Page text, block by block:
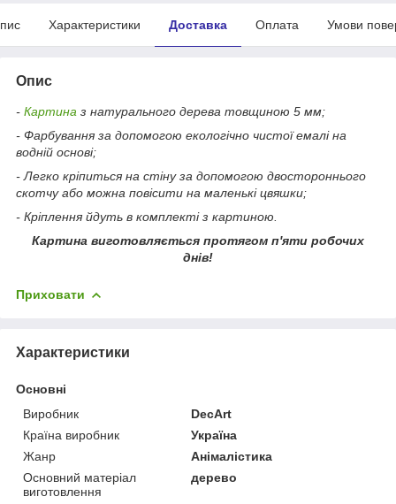
Характеристики Доставка Оплата Умови
Опис
- Картина з натурального дерева товщиною 5 мм;
- Фарбування за допомогою екологічно чистої емалі на
водній основі;
- Легко кріпиться на стіну за допомогою двостороннього
скотчу або можна повісити на маленькі цвяшки;
- Кріплення йдуть в комплекті з картиною.
Картина виготовляється протягом п'яти робочих
днів!
Приховати
Характеристики
Основні
Виробник
DecArt
Країна виробник
Україна
Жанр
Анімалістика
Основний матеріал
виготовлення
дерево